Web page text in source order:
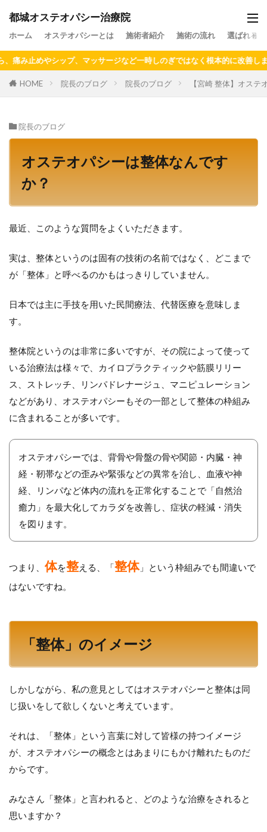
都城オステオパシー治療院
ホーム オステオパシーとは 施術者紹介 施術の流れ 選ばれる
シップ、マッサージなど一時しのぎではなく根本的に改善しませんか？
HOME 院長のブログ 院長のブログ 【宮崎 整体】オステ
院長のブログ
オステオパシーは整体なんです
か？
最近、このような質問をよくいただきます。
実は、整体というのは固有の技術の名前ではなく、どこまで
が「整体」と呼べるのかもはっきりしていません。
日本では主に手技を用いた民間療法、代替医療を意味しま
す。
整体院というのは非常に多いですが、その院によって使って
いる治療法は様々で、カイロプラクティックや筋膜リリー
ス、ストレッチ、リンパドレナージュ、マニピュレーション
などがあり、オステオパシーもその一部として整体の枠組み
に含まれることが多いです。
オステオパシーでは、背骨や骨盤の骨や関節・内臓・神
経・靭帯などの歪みや緊張などの異常を治し、血液や神
経、リンパなど体内の流れを正常化することで「自然治
癒力」を最大化してカラダを改善し、症状の軽減・消失
を図ります。
つまり、体を整える、「整体」という枠組みでも間違いで
はないですね。
「整体」のイメージ
しかしながら、私の意見としてはオステオパシーと整体は同
じ扱いをして欲しくないと考えています。
それは、
「整体」という言葉に対して皆様の持つイメージ
が、オステオパシーの概念とはあまりにもかけ離れたものだ
からです。
みなさん「整体」と言われると、どのような治療をされると
思いますか？